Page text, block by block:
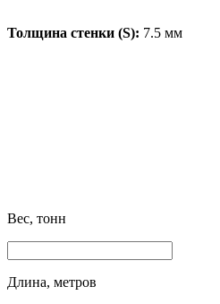
Толщина стенки (S): 7.5 мм
Вес, тонн
Длина, метров